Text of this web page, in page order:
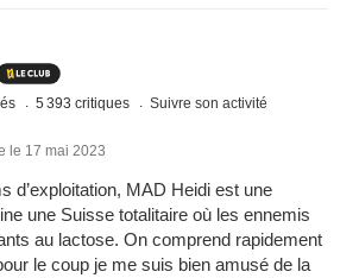
5 393 critiques Suivre son activité
le 17 mai 2023
d’exploitation, MAD Heidi est une
une Suisse totalitaire où les ennemis
au lactose. On comprend rapidement
le coup je me suis bien amusé de la